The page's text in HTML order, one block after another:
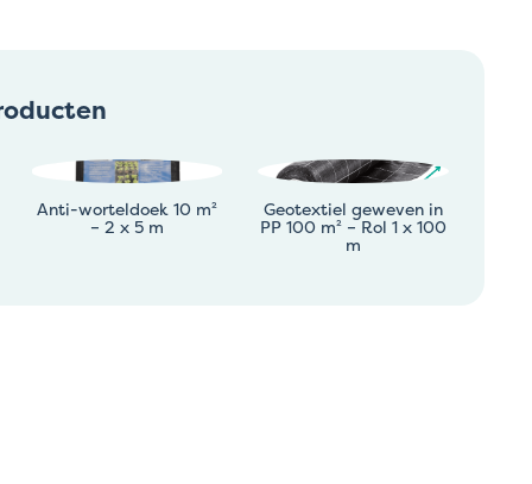
Anti-worteldoek 10 m²
– 2 x 5 m
Geotextiel geweven in
PP 100 m² – Rol 1 x 100
m